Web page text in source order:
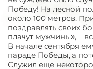
Победу! На лесной
около 100 метров.
поздравлять своих
плачут мужчины», –
В начале сентября
параде Победы, а
Служил еще